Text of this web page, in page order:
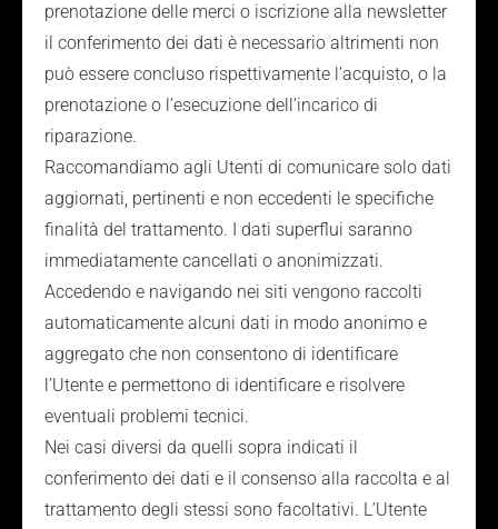
prenotazione delle merci o iscrizione alla newsletter
il conferimento dei dati è necessario altrimenti non
può essere concluso rispettivamente l’acquisto, o la
prenotazione o l’esecuzione dell’incarico di
riparazione.
Raccomandiamo agli Utenti di comunicare solo dati
aggiornati, pertinenti e non eccedenti le specifiche
finalità del trattamento. I dati superflui saranno
immediatamente cancellati o anonimizzati.
Accedendo e navigando nei siti vengono raccolti
automaticamente alcuni dati in modo anonimo e
aggregato che non consentono di identificare
l’Utente e permettono di identificare e risolvere
eventuali problemi tecnici.
Nei casi diversi da quelli sopra indicati il
conferimento dei dati e il consenso alla raccolta e al
trattamento degli stessi sono facoltativi. L’Utente